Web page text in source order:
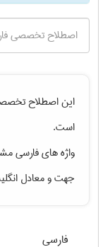
این اصطلاح
است.
واژه های فارسی
جهتو معادل
فارسی